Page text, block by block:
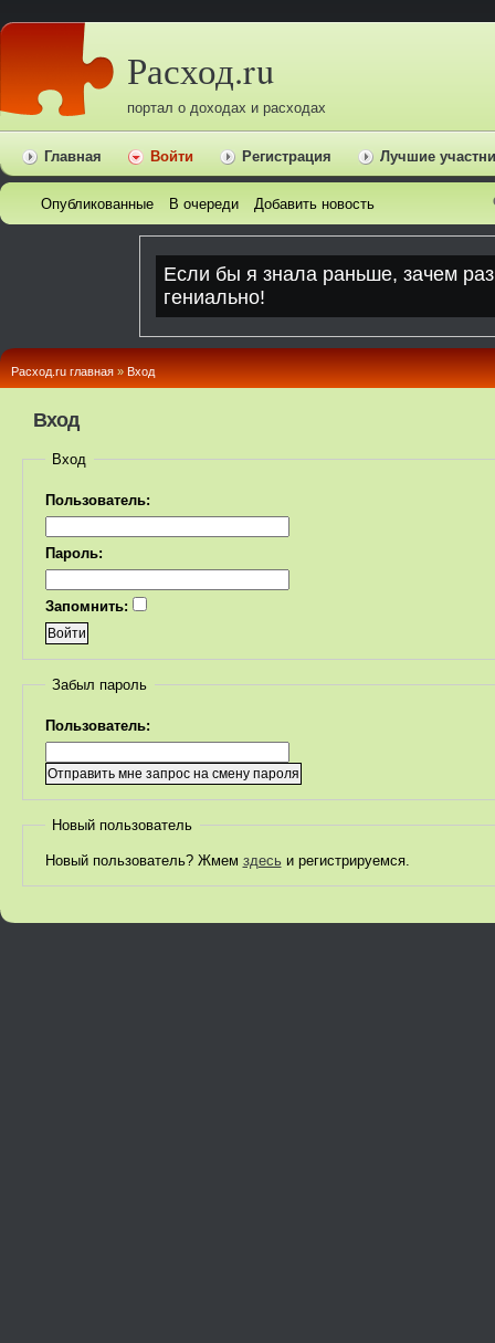
Расход.ru
портал о доходах и расходах
Главная Войти Регистрация Лучшие
Опубликованные В очереди Добавить новость
Расход.ru главная » Вход
Вход
Вход
Пользователь:
Пароль:
Запомнить:
Забыл пароль
Пользователь:
Новый пользователь
Новый пользователь? Жмем здесьи регистрируемся.